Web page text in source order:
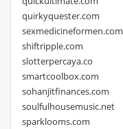
quirkyquester.com
sexmedicineformen.com
shiftripple.com
slotterpercaya.co
smartcoolbox.com
sohanjitfinances.com
soulfulhousemusic.net
sparklooms.com